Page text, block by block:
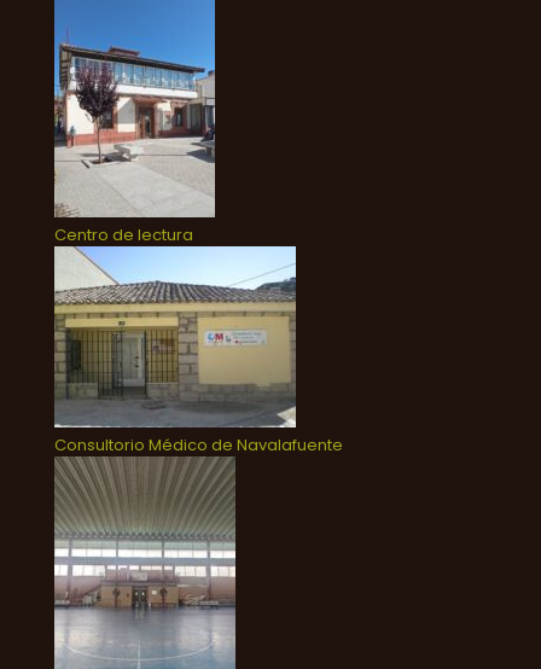
Centro de lectura
Consultorio Médico de Navalafuente